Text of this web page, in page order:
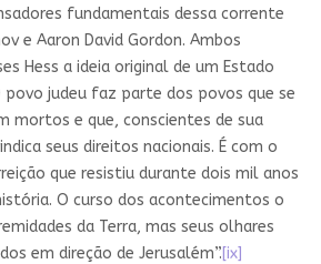
fundamentais dessa corrente
e Aaron David Gordon. Ambos
Hess a ideia original de um Estado
povo judeu faz parte dos povos que se
mortos e que, conscientes de sua
seus direitos nacionais. É com o
que resistiu durante dois mil anos
O curso dos acontecimentos o
da Terra, mas seus olhares
em direção de Jerusalém”.[ix]